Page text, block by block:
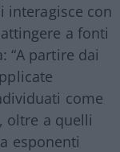
interagisce con
a fonti
“A partire dai
come
oltre a quelli
esponenti